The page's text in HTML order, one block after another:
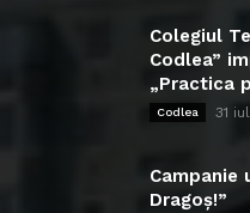
Colegiul
Codlea”
„Practica
Codlea 31
Campanie
Dragoș!”